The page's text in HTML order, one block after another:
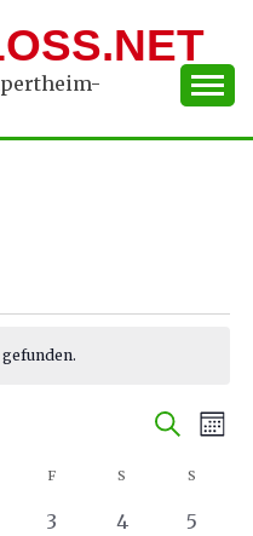
Suche
und
Suche
F FREITAGS SAMSTAG
S
0
3
0
4
0
5